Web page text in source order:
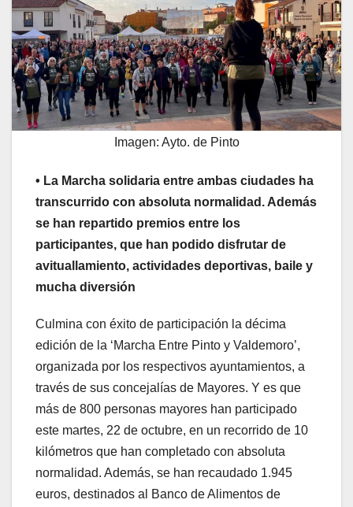
Imagen: Ayto. de Pinto
• La Marcha solidaria entre ambas ciudades ha
transcurrido con absoluta normalidad. Además
se han repartido premios entre los
participantes, que han podido disfrutar de
avituallamiento, actividades deportivas, baile y
mucha diversión
Culmina con éxito de participación la décima
edición de la ‘Marcha Entre Pinto y Valdemoro’,
organizada por los respectivos ayuntamientos, a
través de sus concejalías de Mayores. Y es que
más de 800 personas mayores han participado
este martes, 22 de octubre, en un recorrido de 10
kilómetros que han completado con absoluta
normalidad. Además, se han recaudado 1.945
euros, destinados al Banco de Alimentos de